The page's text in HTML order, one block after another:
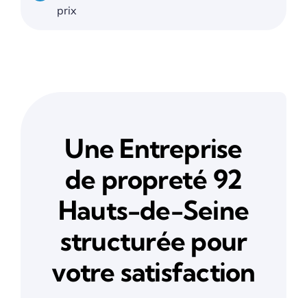
prix
Une Entreprise
de propreté 92
Hauts-de-Seine
structurée pour
votre satisfaction